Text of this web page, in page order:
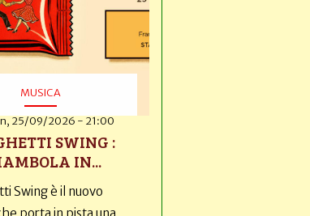
MUSICA
25/09/2026 - 21:00
SWING :
IN...
Swing è il nuovo
porta in pista una